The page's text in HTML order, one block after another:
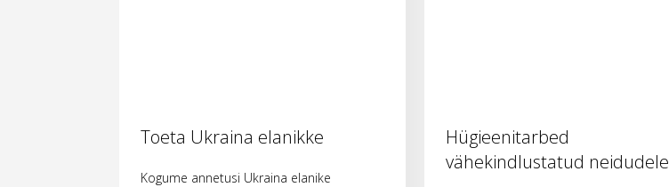
Toeta Ukraina elanikke
Kogume annetusi Ukraina elanike
Hügieenitarbed
vähekindlustatud neidudele